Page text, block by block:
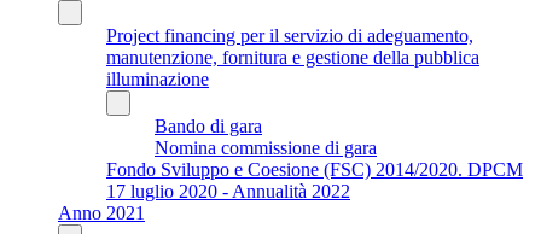
Project financing per il servizio di adeguamento,
manutenzione, fornitura e gestione della pubblica
illuminazione
Bando di gara
Nomina commissione di gara
Fondo Sviluppo e Coesione (FSC) 2014/2020. DPCM
17 luglio 2020 - Annualità 2022
Anno 2021